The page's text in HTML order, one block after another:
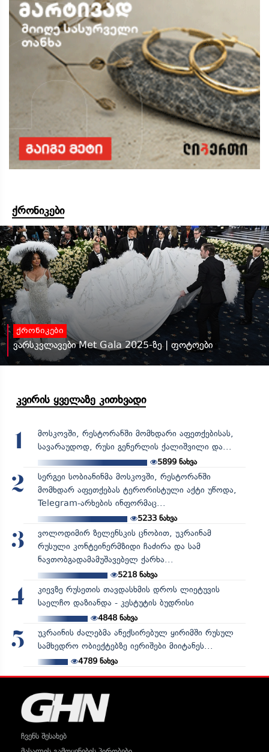
ქრონიკები
ქრონიკები
ვარსკვლავები Met Gala 2025-ზე | ფოტოები
კვირის ყველაზე კითხვადი
1
მოსკოვში, რესტორანში მომხდარი აფეთქებისას,
სავარაუდოდ, რუსი გენერლის ქალიშვილი და...
5899 ნახვა
2
სერგეი სობიანინმა მოსკოვში, რესტორანში
მომხდარ აფეთქებას ტერორისტული აქტი უწოდა,
Telegram-არხების ინფორმაც...
5233ნახვა
3
ვოლოდიმირ ზელენსკის ცნობით, უკრაინამ
რუსული კონტეინერმზიდი ჩაძირა და სამ
ნავთობგადამამუშავებელ ქარხა...
5218ნახვა
4
კიევზე რუსეთის თავდასხმის დროს ლიეტუვის
საელჩო დაზიანდა - კესტუტის ბუდრისი
4848ნახვა
5
უკრაინის ძალებმა ანექსირებულ ყირიმში რუსულ
სამხედრო ობიექტებზე იერიშები მიიტანეს...
4789ნახვა
ჩვენს შესახებ